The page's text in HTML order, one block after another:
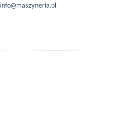
info@maszyneria.pl